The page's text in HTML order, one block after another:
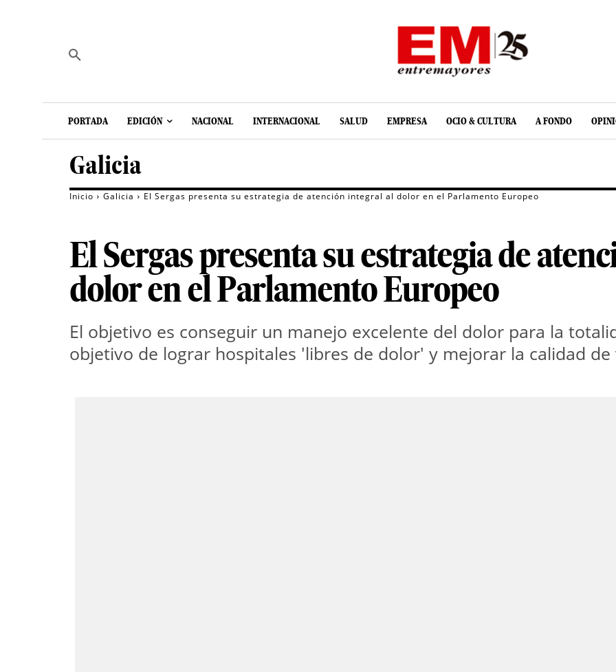
PORTADA EDICIÓN NACIONAL INTERNACIONAL SALUD EMPRESA OCIO & CULTURA A FONDO
Galicia
Inicio Galicia El Sergas presenta su estrategia de atención integral al dolor en el Parlamento Europeo
El Sergas presenta su estrategia de
dolor en el Parlamento Europeo
El objetivo es conseguir un manejo excelente del dolor para la
objetivo de lograr hospitales 'libres de dolor' y mejorar la calidad de